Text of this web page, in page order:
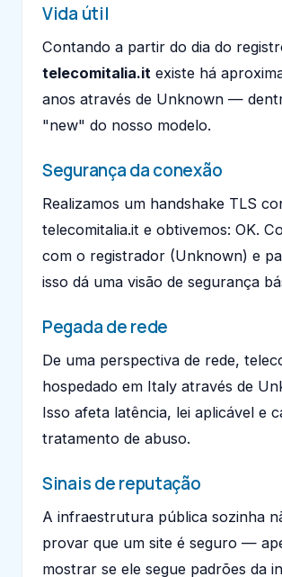
Vida útil
Contando a partir do dia do
telecomitalia.it existe há
anos através de Unknown —
"new" do nosso modelo.
Segurança da conexão
Realizamos um handshake TLS
telecomitalia.it e obtivemos: OK.
com o registrador (Unknown) e
isso dá uma visão de segurança
Pegada de rede
De uma perspectiva de rede,
hospedado em Italy através de
Isso afeta latência, lei aplicável e
tratamento de abuso.
Sinais de reputação
A infraestrutura pública sozinha
provar que um site é seguro —
mostrar se ele segue padrões da